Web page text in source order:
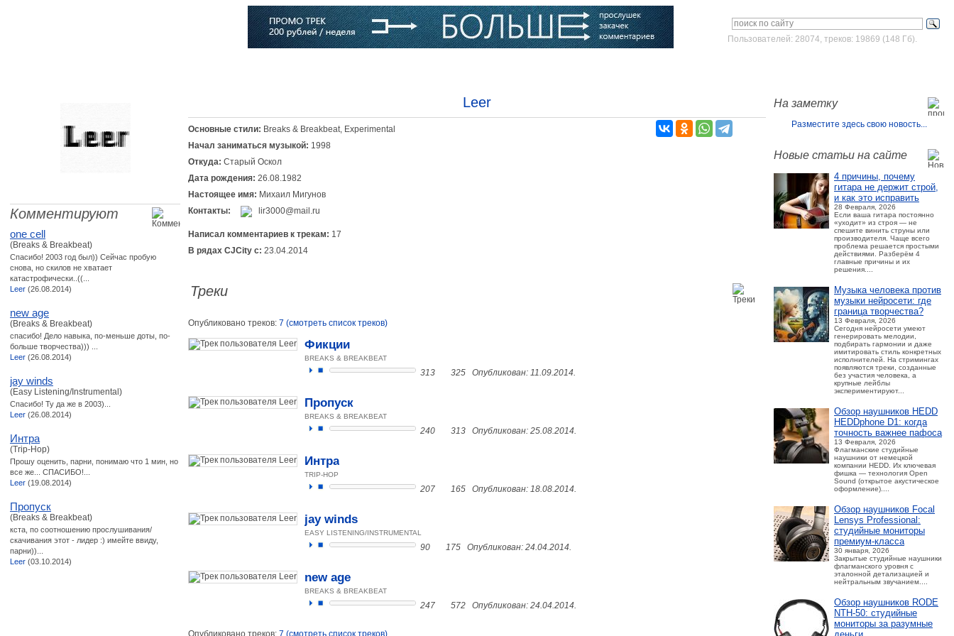
Пользователей: 28074, треков: 19869 (148 Гб).
На заметку
Разместите здесь свою новость...
Новые статьи на сайте
4 причины, почему
гитара не держит строй,
и как это исправить
28 Февраля, 2026
Если ваша гитара постоянно
«уходит» из строя — не
спешите винить струны или
производителя. Чаще всего
проблема решается простыми
действиями. Разберём 4
главные причины и их
решения....
Музыка человека против
музыки нейросети: где
граница творчества?
13 Февраля, 2026
Сегодня нейросети умеют
генерировать мелодии,
подбирать гармонии и даже
имитировать стиль конкретных
исполнителей. На стримингах
появляются треки, созданные
без участия человека, а
крупные лейблы
экспериментируют...
Обзор наушников HEDD
HEDDphone D1: когда
точность важнее пафоса
13 Февраля, 2026
Флагманские студийные
наушники от немецкой
компании HEDD. Их ключевая
фишка — технология Open
Sound (открытое акустическое
оформление)....
Обзор наушников Focal
Lensys Professional:
студийные мониторы
премиум‑класса
30 января, 2026
Закрытые студийные наушники
флагманского уровня с
эталонной детализацией и
нейтральным звучанием....
Обзор наушников RODE
NTH-50: студийные
мониторы за разумные
Комментируют
one cell
(Breaks & Breakbeat)
Спасибо! 2003 год был)) Сейчас пробую
снова, но скилов не хватает
катастрофически..((...
Leer (26.08.2014)
new age
(Breaks & Breakbeat)
спасибо! Дело навыка, по-меньше доты, по-
больше творчества))) ...
Leer (26.08.2014)
jay winds
(Easy Listening/Instrumental)
Спасибо! Ту да же в 2003)...
Leer (26.08.2014)
Интра
(Trip-Hop)
Прошу оценить, парни, понимаю что 1 мин, но
все же... СПАСИБО!...
Leer (19.08.2014)
Пропуск
(Breaks & Breakbeat)
кста, по соотношению прослушивания/
скачивания этот - лидер :) имейте ввиду,
парни))...
Leer (03.10.2014)
Leer
Основные стили: Breaks & Breakbeat, Experimental
Начал заниматься музыкой: 1998
Откуда: Старый Оскол
Дата рождения: 26.08.1982
Настоящее имя: Михаил Мигунов
Контакты:
lir3000@mail.ru
Написал комментариев к трекам: 17
В рядах CJCity с: 23.04.2014
Треки
Опубликовано треков: 7 (смотреть список треков)
Фикции
BREAKS & BREAKBEAT
313 325 Опубликован: 11.09.2014.
Пропуск
BREAKS & BREAKBEAT
240 313 Опубликован: 25.08.2014.
Интра
TRIP-HOP
207 165 Опубликован: 18.08.2014.
jay winds
EASY LISTENING/INSTRUMENTAL
90 175 Опубликован: 24.04.2014.
new age
BREAKS & BREAKBEAT
247 572 Опубликован: 24.04.2014.
Опубликовано треков: 7 (смотреть список треков)